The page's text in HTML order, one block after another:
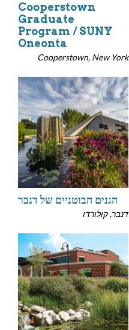
Cooperstown
Graduate
Program / SUNY
Oneonta
Cooperstown, New York
הגנים הבוטניים של דנבר
דנבר, קולורדו